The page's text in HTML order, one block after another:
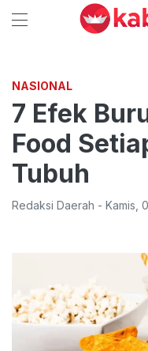
NASIONAL
7 Efek
Food
Tubuh
Redaksi Daerah - Kamis